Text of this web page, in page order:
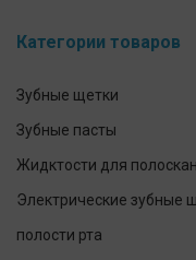
Категории товаров
Зубные щетки
Зубные пасты
Жидктости для
Электрические зубные
полости рта